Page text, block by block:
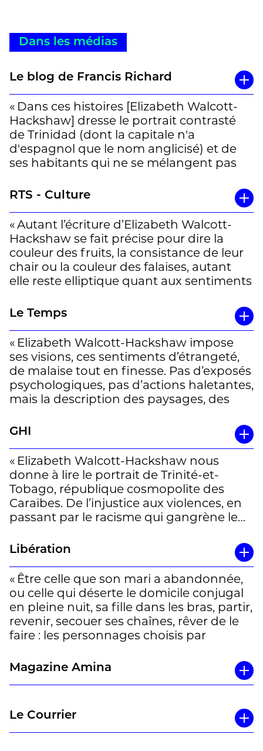
Dans les médias
Le blog de Francis Richard
« Dans ces histoires [Elizabeth Walcott-
Hackshaw] dresse le portrait contrasté
de Trinidad (dont la capitale n'a
d'espagnol que le nom anglicisé) et de
ses habitants qui ne se mélangent pas
Une chronique de Francis Richard à lire
en entierici
RTS - Culture
« Autant l’écriture d’Elizabeth Walcott-
Hackshaw se fait précise pour dire la
couleur des fruits, la consistance de leur
chair ou la couleur des falaises, autant
elle reste elliptique quant aux sentiments
besoin de reconnaissance, l’amour, la
transgression, la pauvreté sont des sujets
tabous, tout comme la corruption dont
on ne parle pas. Comme le dit l’auteure
: »sur l’île, les questions n’étaient jamais
approfondies, quel que soit le parti au
pouvoir.«
l’attachement à cette île de Trinidad et à
sa multiculturalité, le sentiment
d’appartenance que renforce l’exil.
Rentrée chez elle après ses études à
Boston, Elizabeth Walcott-Hackshaw
évoque la cité américaine comme »rien
d’autre qu’un endroit où je suis loin« .
Un entretien de Christine Raguet,
réécouter ici
Le Temps
« Elizabeth Walcott-Hackshaw impose
ses visions, ces sentiments d’étrangeté,
de malaise tout en finesse. Pas d’exposés
psychologiques, pas d’actions haletantes,
mais la description des paysages, des
gardent, des rapports entre patrons et
domestiques, de ce qui relie parents et
enfants, frères et sœurs, cousins, voisins
riches ou pauvres, autant de liens tissés
ou défaits qui dessinent la vie de la classe
moyenne à Trinité. »
Un article d’Eléonore Sulser à lire en
GHI
« Elizabeth Walcott-Hackshaw nous
donne à lire le portrait de Trinité-et-
Tobago, république cosmopolite des
Caraïbes. De l’injustice aux violences, en
passant par le racisme qui gangrène le
volants, l’auteur peint un tableau dur,
mais passionnant, de cette île voisine du
Venezuela. » Fabio Bonavita
Libération
« Être celle que son mari a abandonnée,
ou celle qui déserte le domicile conjugal
en pleine nuit, sa fille dans les bras, partir,
revenir, secouer ses chaînes, rêver de le
faire : les personnages choisis par
connaissent les mêmes tensions que
dans les nouvelles en général. Ce premier
particulière. L’envie de fuite n’est pas
seulement psychologique, elle est
nationale, consubstantielle à l’insularité.
Magazine Amina
Le Courrier